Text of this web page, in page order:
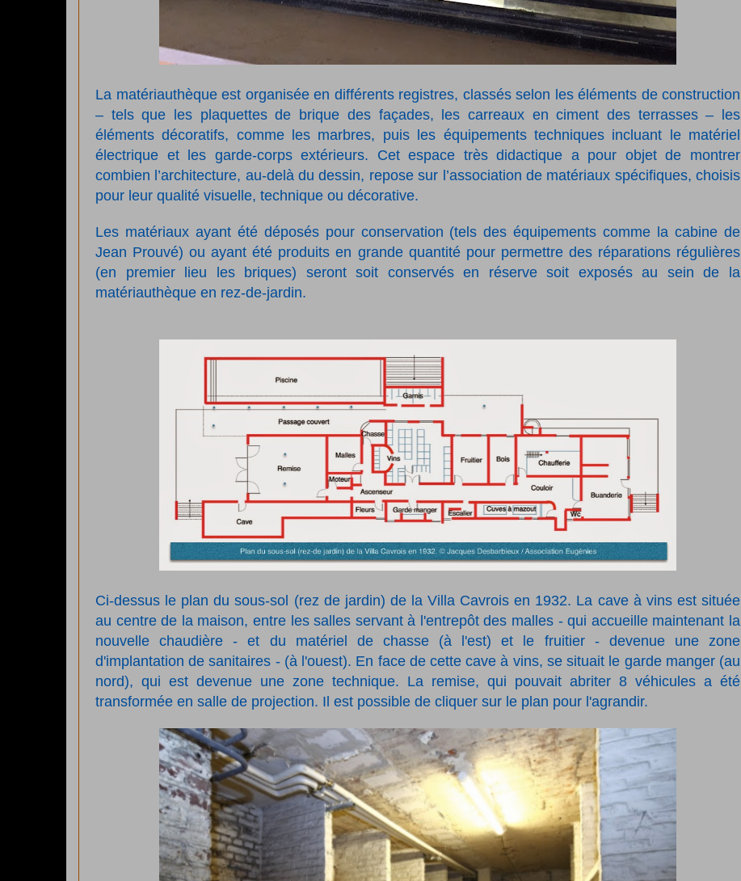
La matériauthèque est organisée en différents registres, classés selon les éléments de construction
– tels que les plaquettes de brique des façades, les carreaux en ciment des terrasses – les
éléments décoratifs, comme les marbres, puis les équipements techniques incluant le matériel
électrique et les garde-corps extérieurs. Cet espace très didactique a pour objet de montrer
combien l’architecture, au-delà du dessin, repose sur l’association de matériaux spécifiques, choisis
pour leur qualité visuelle, technique ou décorative.
Les matériaux ayant été déposés pour conservation (tels des équipements comme la cabine de
Jean Prouvé) ou ayant été produits en grande quantité pour permettre des réparations régulières
(en premier lieu les briques) seront soit conservés en réserve soit exposés au sein de la
matériauthèque en rez-de-jardin.
Ci-dessus le plan du sous-sol (rez de jardin) de la Villa Cavrois en 1932. La cave à vins est située
au centre de la maison, entre les salles servant à l'entrepôt des malles - qui accueille maintenant la
nouvelle chaudière - et du matériel de chasse (à l'est) et le fruitier - devenue une zone
d'implantation de sanitaires - (à l'ouest). En face de cette cave à vins, se situait le garde manger (au
nord), qui est devenue une zone technique. La remise, qui pouvait abriter 8 véhicules a été
transformée en salle de projection. Il est possible de cliquer sur le plan pour l'agrandir.